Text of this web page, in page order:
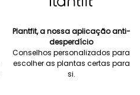
Plantfit, a nossa aplicação anti-
desperdício
Conselhos personalizados para
escolher as plantas certas para
si.